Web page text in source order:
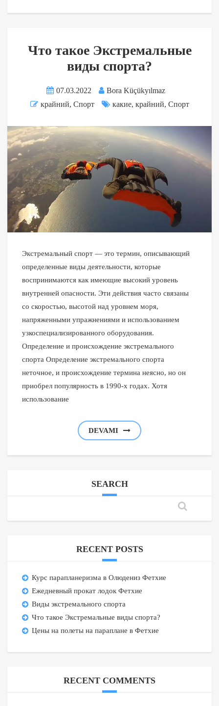
Что такое Экстремальные
виды спорта?
07.03.2022
Bora Küçükyılmaz
крайний, Спорт какие, крайний, Спорт
Экстремальный спорт — это термин, описывающий
определенные виды деятельности, которые
воспринимаются как имеющие высокий уровень
внутренней опасности. Эти действия часто связаны
со скоростью, высотой над уровнем моря,
напряженными упражнениями и использованием
узкоспециализированного оборудования.
Определение и происхождение экстремального
спорта Определение экстремального спорта
неточное, и происхождение термина неясно, но он
приобрел популярность в 1990-х годах. Хотя
использование
DEVAMI
SEARCH
RECENT POSTS
Курс парапланеризма в Олюдениз Фетхие
Ежедневный прокат лодок Фетхие
Виды экстремального спорта
Что такое Экстремальные виды спорта?
Цены на полеты на параплане в Фетхие
RECENT COMMENTS